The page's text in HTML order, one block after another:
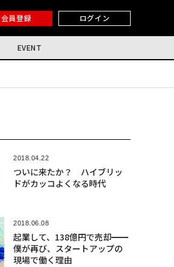
会員登録 ログイン
EVENT
2018.04.22
ついに来たか？ ハイブリッ
ドがカッコよくなる時代
2018.06.08
起業して、138億円で売却━━
僕が再び、スタートアップの
現場で働く理由